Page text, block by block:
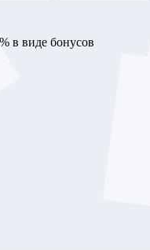
в виде бонусов